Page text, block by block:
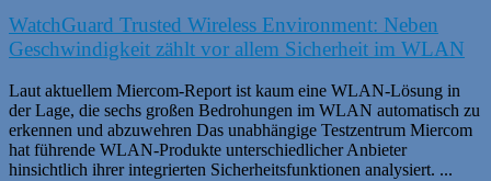
WatchGuard Trusted Wireless Environment: Neben
Geschwindigkeit zählt vor allem Sicherheit im WLAN
Laut aktuellem Miercom-Report ist kaum eine WLAN-Lösung in
der Lage, die sechs großen Bedrohungen im WLAN automatisch zu
erkennen und abzuwehren Das unabhängige Testzentrum Miercom
hat führende WLAN-Produkte unterschiedlicher Anbieter
hinsichtlich ihrer integrierten Sicherheitsfunktionen analysiert. ...